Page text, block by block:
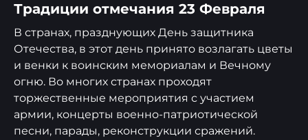
Традиции отмечания 23 Февраля
В странах, празднующих День защитника
Отечества, в этот день принято возлагать цветы
и венки к воинским мемориалам и Вечному
огню. Во многих странах проходят
торжественные мероприятия с участием
армии, концерты военно-патриотической
песни, парады, реконструкции сражений.